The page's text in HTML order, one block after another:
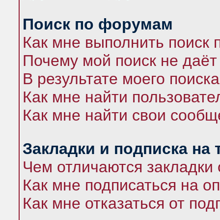
Поиск по форумам
Как мне выполнить
Почему мой поиск не даёт
В результате моего
Как мне найти
Как мне найти свои
Закладки и подписка на
Чем отличаются закладки
Как мне подписаться на
Как мне отказаться от